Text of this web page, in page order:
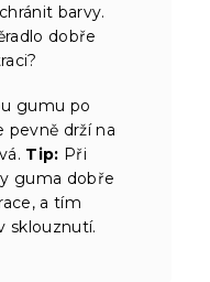
barvy.
dobře
gumu po
pevně drží na
Tip: Při
guma dobře
a tím
sklouznutí.